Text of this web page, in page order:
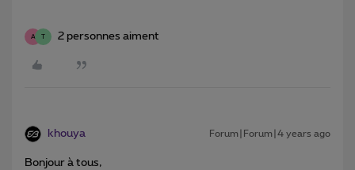
A T 2 personnes aiment
khouya Forum|Forum|4 years ago
Bonjour à tous,